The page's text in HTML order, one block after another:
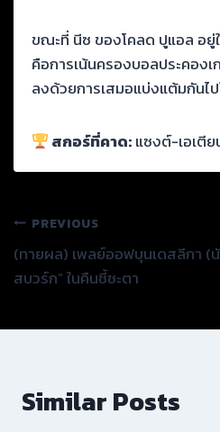
ขณะที่ นีซ ของโคลด ปูแอล อยู่
คือการเน้นครองบอลประคอง
ลงด้วยการเสมอแบ่งแต้มกันไป
สกอร์ที่คาด:แซงต์-เอเตีย
แนะแนว
เรื่อง
PREVIOUS
(ทายผล) เพลย์ออฟบุนเดสลีกา (
สบวร์ก” ในคืนชี้ชะตา
Similar Posts